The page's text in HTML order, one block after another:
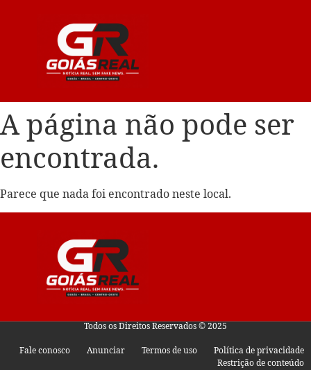
A página não pode ser
encontrada.
Parece que nada foi encontrado neste local.
Todos os Direitos Reservados © 2025
Fale conosco Anunciar Termos de uso
Política de privacidade
Restrição de conteúdo